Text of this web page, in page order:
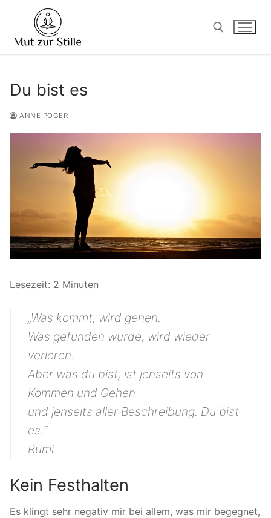
springen
Du bist es
ANNE POGER
Lesezeit: 2 Minuten
„Was kommt, wird gehen.
Was gefunden wurde, wird wieder
verloren.
Aber was du bist, ist jenseits von
Kommen und Gehen
und jenseits aller Beschreibung. Du bist
es.“
Rumi
Kein Festhalten
Es klingt sehr negativ mir bei allem, was mir begegnet,